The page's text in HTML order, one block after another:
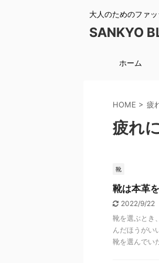
大人のためのファ
SANKYO
ホーム
HOME > 疲
疲れ
靴
靴は本革
2022/9/22
靴を選ぶとき
んだほうがい
靴を選んでい